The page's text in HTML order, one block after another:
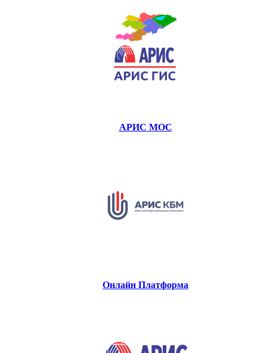
АРИС МОС
Онлайн Платформа